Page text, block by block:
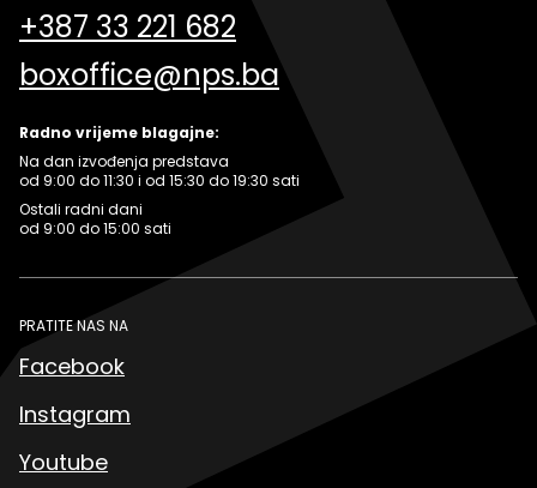
+387 33 221 682
boxoffice@nps.ba
Radno vrijeme blagajne:
Na dan izvođenja predstava
od 9:00 do 11:30 i od 15:30 do 19:30 sati
Ostali radni dani
od 9:00 do 15:00 sati
PRATITE NAS NA
Facebook
Instagram
Youtube